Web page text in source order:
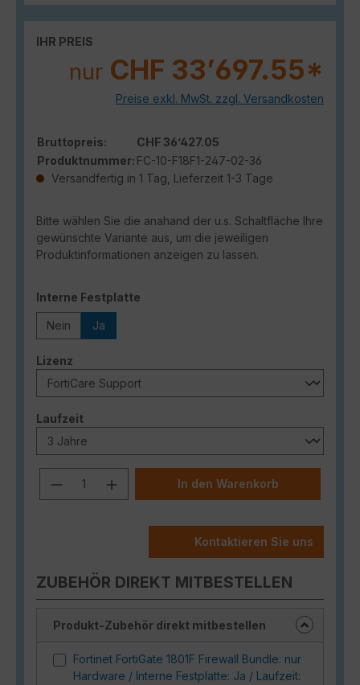
IHR PREIS
nur CHF 33’697.55*
Preise exkl. MwSt. zzgl. Versandkosten
Bruttopreis:
CHF 36’427.05
Produktnummer: FC-10-F18F1-247-02-36
Versandfertig in 1 Tag, Lieferzeit 1-3 Tage
Bitte wählen Sie die anahand der u.s. Schaltfläche Ihre
gewünschte Variante aus, um die jeweiligen
Produktinformationen anzeigen zu lassen.
Interne Festplatte
Nein Ja
Lizenz
Laufzeitauswählen
Produkt Anzahl: Gib den
In den Warenkorb
Kontaktieren Sie uns
ZUBEHÖR DIREKT MITBESTELLEN
Produkt-Zubehör direkt mitbestellen
Fortinet FortiGate 1801F Firewall Bundle: nur
Hardware / Interne Festplatte: Ja / Laufzeit: